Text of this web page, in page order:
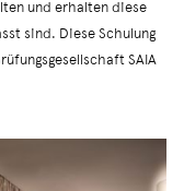
und erhalten diese
sind. Diese Schulung
SAIA